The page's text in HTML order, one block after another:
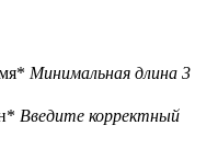
Минимальная длина 3
Введите корректный